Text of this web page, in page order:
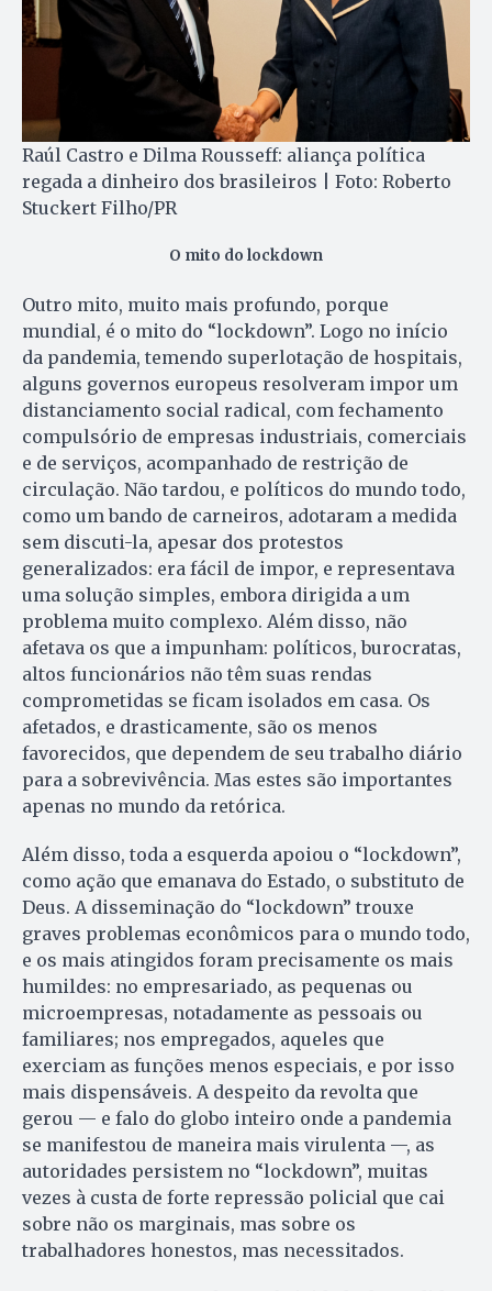
Raúl Castro e Dilma Rousseff: aliança política
regada a dinheiro dos brasileiros | Foto: Roberto
Stuckert Filho/PR
O mito do lockdown
Outro mito, muito mais profundo, porque
mundial, é o mito do “lockdown”. Logo no início
da pandemia, temendo superlotação de hospitais,
alguns governos europeus resolveram impor um
distanciamento social radical, com fechamento
compulsório de empresas industriais, comerciais
e de serviços, acompanhado de restrição de
circulação. Não tardou, e políticos do mundo todo,
como um bando de carneiros, adotaram a medida
sem discuti-la, apesar dos protestos
generalizados: era fácil de impor, e representava
uma solução simples, embora dirigida a um
problema muito complexo. Além disso, não
afetava os que a impunham: políticos, burocratas,
altos funcionários não têm suas rendas
comprometidas se ficam isolados em casa. Os
afetados, e drasticamente, são os menos
favorecidos, que dependem de seu trabalho diário
para a sobrevivência. Mas estes são importantes
apenas no mundo da retórica.
Além disso, toda a esquerda apoiou o “lockdown”,
como ação que emanava do Estado, o substituto de
Deus. A disseminação do “lockdown” trouxe
graves problemas econômicos para o mundo todo,
e os mais atingidos foram precisamente os mais
humildes: no empresariado, as pequenas ou
microempresas, notadamente as pessoais ou
familiares; nos empregados, aqueles que
exerciam as funções menos especiais, e por isso
mais dispensáveis. A despeito da revolta que
gerou — e falo do globo inteiro onde a pandemia
se manifestou de maneira mais virulenta —, as
autoridades persistem no “lockdown”, muitas
vezes à custa de forte repressão policial que cai
sobre não os marginais, mas sobre os
trabalhadores honestos, mas necessitados.